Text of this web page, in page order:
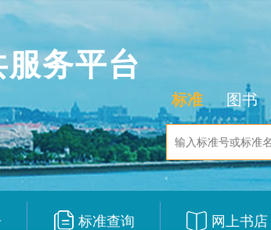
务平台
标准 图书
标准查询 网上书店